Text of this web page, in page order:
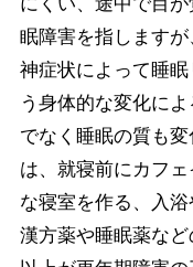
にくい、途中で目
眠障害を指します
神症状によって睡
う身体的な変化に
でなく睡眠の質も
は、就寝前にカフ
な寝室を作る、入浴
漢方薬や睡眠薬など